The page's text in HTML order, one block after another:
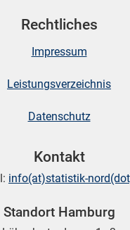
Rechtliches
Impressum
Leistungsverzeichnis
Datenschutz
Kontakt
info(at)statistik-
Standort Hamburg